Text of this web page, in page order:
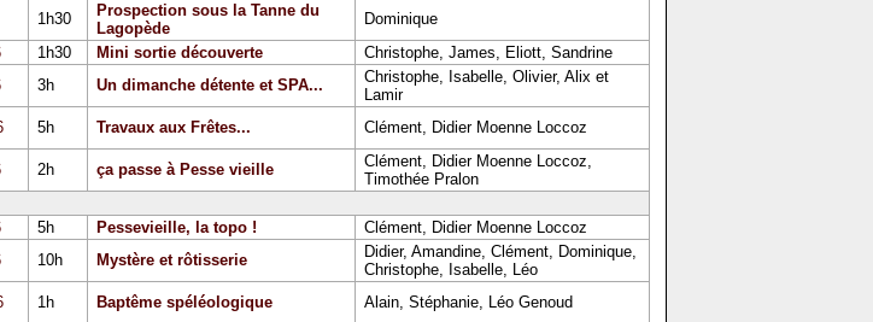
1h30
Prospection sous la Tanne du
Lagopède
Dominique
1h30 Mini sortie découverte
Christophe, James, Eliott, Sandrine
3h Un dimanche détente et SPA...
Christophe, Isabelle, Olivier, Alix et
Lamir
5h Travaux aux Frêtes... Clément, Didier Moenne Loccoz
2h ça passe à Pesse vieille
Clément, Didier Moenne Loccoz,
Timothée Pralon
5h Pessevieille, la topo !
Clément, Didier Moenne Loccoz
10h Mystère et rôtisserie
Didier, Amandine, Clément, Dominique,
Christophe, Isabelle, Léo
1h Baptême spéléologique
Alain, Stéphanie, Léo Genoud